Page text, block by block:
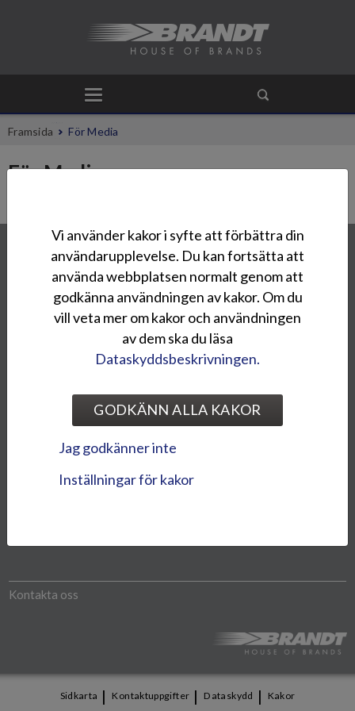
Framsida För Media
För Media
Kontakta oss
Oy Brandt Ab
Tuupakantie 7 B
01740 Vantaa
Modellerna som visas på vår webbplats kan skilja sig från de
importerade modellerna. Vi förbehåller oss rätten att ändra
produktpriser och specifikationer utan någon förvarning.
Kontakta oss
Sidkarta | Kontaktuppgifter | Dataskydd | Kakor
Vi använder kakor i syfte att förbättra din
användarupplevelse. Du kan fortsätta att
använda webbplatsen normalt genom att
godkänna användningen av kakor. Om du
vill veta mer om kakor och användningen
av dem ska du läsa
Dataskyddsbeskrivningen.
GODKÄNN ALLA KAKOR
Jag godkänner inte
Inställningar för kakor